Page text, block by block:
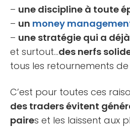
– une discipline à toute
– un money
– une stratégie qui a
et surtout…des nerfs
tous les retournements de
C’est pour toutes ces
des traders évitent
paires et les laissent aux